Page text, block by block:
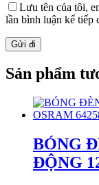
Lưu tên của tôi,
lần bình luận kế tiếp
Sản phẩm
BÓNG
ĐỘNG